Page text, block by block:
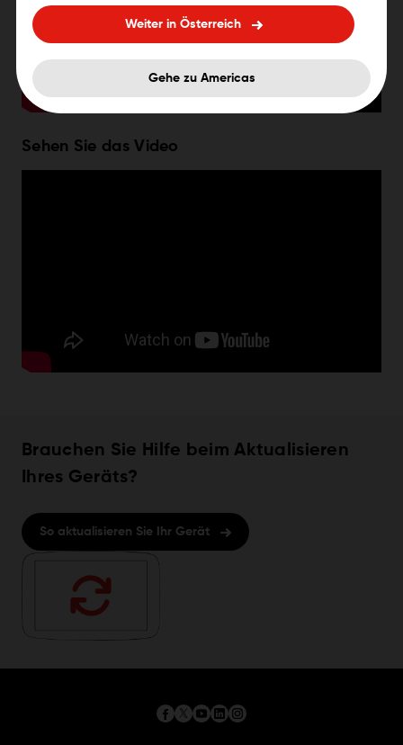
Sehen Sie das Video
Brauchen Sie Hilfe beim Aktualisieren
Ihres Geräts?
So aktualisieren Sie Ihr Gerät
Weiter in Österreich
Gehe zu Americas